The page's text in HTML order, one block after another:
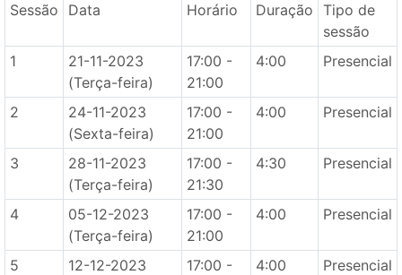
Sessão
Data Horário Duração Tipo de
sessão
1
21-11-2023
(Terça-feira)
17:00 -
21:00
4:00 Presencial
2
24-11-2023
(Sexta-feira)
17:00 -
21:00
4:00 Presencial
3
28-11-2023
(Terça-feira)
17:00 -
21:30
4:30 Presencial
4
05-12-2023
(Terça-feira)
17:00 -
21:00
4:00 Presencial
5
12-12-2023
17:00 -
4:00 Presencial